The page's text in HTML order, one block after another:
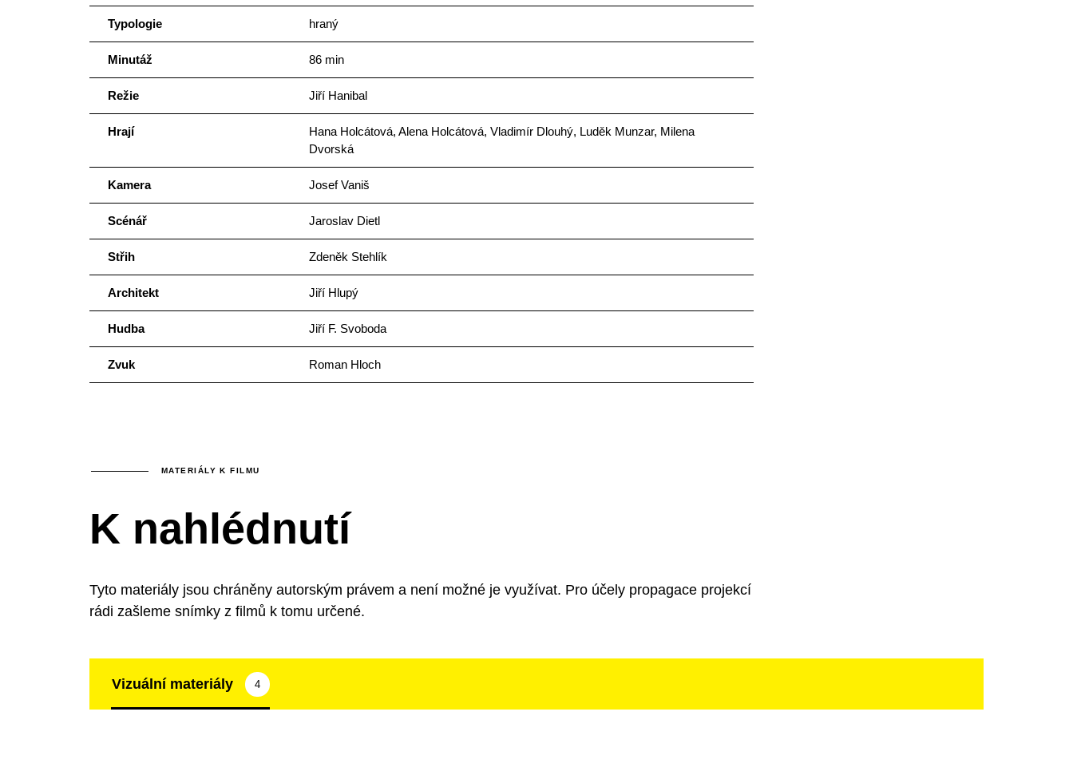
Typologie hraný
Minutáž 86 min
Režie Jiří Hanibal
Hrají
Hana Holcátová, Alena Holcátová, Vladimír Dlouhý, Luděk Munzar, Milena
Dvorská
Kamera Josef Vaniš
Scénář Jaroslav Dietl
Střih Zdeněk Stehlík
Architekt Jiří Hlupý
Hudba Jiří F. Svoboda
Zvuk Roman Hloch
MATERIÁLY K FILMU
K nahlédnutí
Tyto materiály jsou chráněny autorským právem a není možné je využívat. Pro účely propagace projekcí
rádi zašleme snímky z filmů k tomu určené.
Vizuální materiály 4